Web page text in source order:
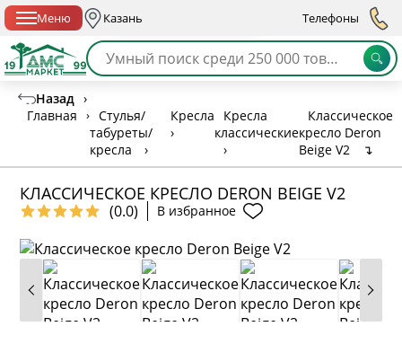
Меню Казань Телефоны
Назад ›
Главная
› Стулья/
табуреты/
кресла
›
Кресла
›
Кресла
классические
›
Классическое
кресло Deron
Beige V2
↴
КЛАССИЧЕСКОЕ КРЕСЛО DERON BEIGE V2
(0.0) В избранное